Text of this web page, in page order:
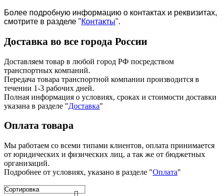
Более подробную информацию о контактах и реквизитах,
смотрите в разделе "Контакты".
Доставка во все города России
Доставляем товар в любой город РФ посредством
транспортных компаний.
Передача товара транспортной компании производится в
течении 1-3 рабочих дней.
Полная информация о условиях, сроках и стоимости доставки
указана в разделе "Доставка"
Оплата товара
Мы работаем со всеми типами клиентов, оплата принимается
от юридических и физических лиц, а так же от бюджетных
организаций.
Подробнее от условиях, указано в разделе "Оплата"